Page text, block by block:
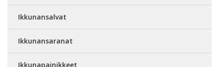
Ikkunansalvat
Ikkunansaranat
Ikkunapainikkeet